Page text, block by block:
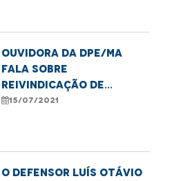
Ouvidora da DPE/MA
fala sobre
reivindicação de
melhorias no
15/07/2021
O defensor Luís Otávio